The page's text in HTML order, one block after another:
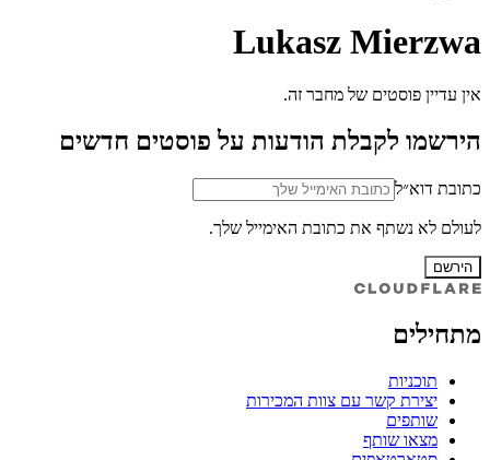
Lukasz Mierzwa
אין עדיין פוסטים של מחבר זה.
הירשמו לקבלת הודעות על פוסטים חדשים
כתובת דוא״ל
לעולם לא נשתף את כתובת האימייל שלך.
הירשם
מתחילים
תוכניות
יצירת קשר עם צוות המכירות
שותפים
מצאו שותף